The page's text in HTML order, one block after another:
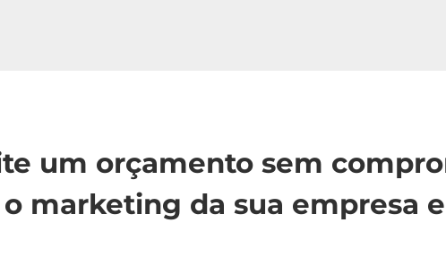
um orçamento sem
o marketing da sua empresa